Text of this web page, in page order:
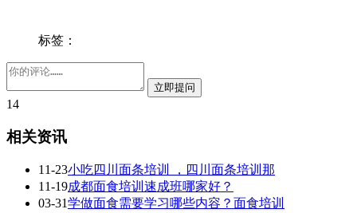
标签：
14
相关资讯
11-23小吃四川面条培训 ，四川面条培训那
11-19成都面食培训速成班哪家好？
03-31学做面食需要学习哪些内容？面食培训